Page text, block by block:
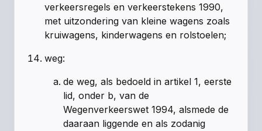
verkeersregels en verkeerstekens 1990,
met uitzondering van kleine wagens zoals
kruiwagens, kinderwagens en rolstoelen;
weg:
de weg, als bedoeld in artikel 1, eerste
lid, onder b, van de
Wegenverkeerswet 1994, alsmede de
daaraan liggende en als zodanig